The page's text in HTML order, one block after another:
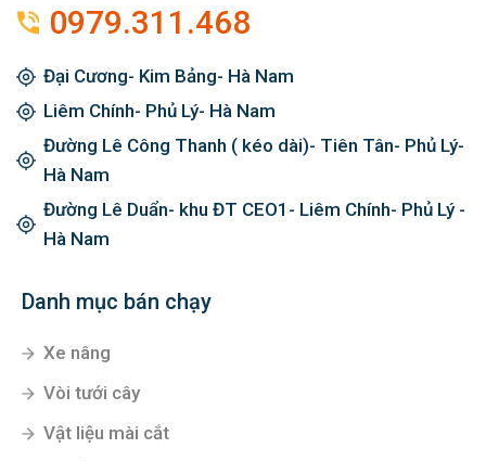
0979.311.468
Đại Cương- Kim Bảng- Hà Nam
Liêm Chính- Phủ Lý- Hà Nam
Đường Lê Công Thanh ( kéo dài)- Tiên Tân- Phủ Lý-
Hà Nam
Đường Lê Duẩn- khu ĐT CEO1- Liêm Chính- Phủ Lý -
Hà Nam
Danh mục bán chạy
Xe nâng
Vòi tưới cây
Vật liệu mài cắt